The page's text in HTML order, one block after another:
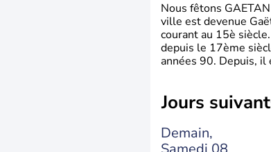
Nous fêtons
ville est devenue
courant au 15è
depuis le 17ème
années 90. Depuis,
jours
Demain,